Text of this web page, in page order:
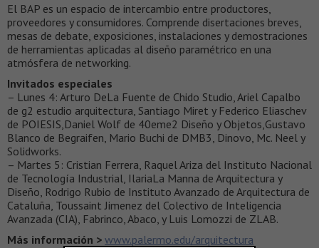
El BAP es un espacio de intercambio entre productores,
proveedores y consumidores. Comprende disertaciones breves,
mesas de debate, exposiciones, instalaciones y demostraciones
de herramientas aplicadas al diseño paramétrico en una
atmósfera de networking.
Invitados especiales
– Lunes 4: Arturo DeLa Fuente de Chido Studio, Ariel Capalbo
de g2 estudio arquitectura, Santiago Miret y Federico Eliaschev
de POIESIS,Daniel Wolf de 40eme2 Diseño y Objetos,Gustavo
Blanco de Begraifen, Mario Buchi de DMB3, Dinovo, Mc. Neel y
Solidworks.
– Martes 5: Cristian Ferrera, Raquel Ariza del Instituto Nacional
de Tecnología Industrial, IlariaLa Manna de Arquitectura y
Diseño, Rodrigo Rubio de Instituto Avanzado de Arquitectura de
Cataluña, Toussaint Jimenez del Colectivo de Inteligencia
Avanzada (CIA), Fabrinco, Abaco, y Luis Lomozzi de ZLAB.
Más información > www.palermo.edu/arquitectura